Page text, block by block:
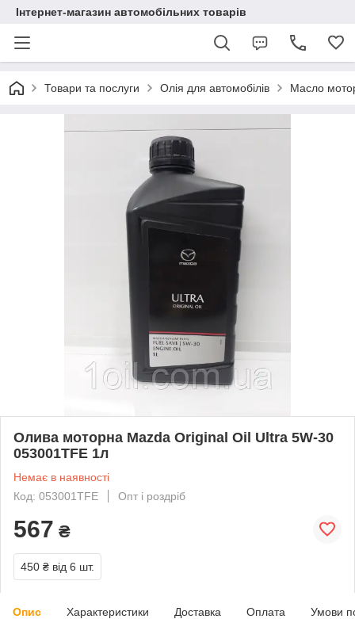
Інтернет-магазин автомобільних товарів
Товари та послуги Олія для автомобілів Масло
Олива моторна Mazda Original Oil Ultra 5W-30
053001TFE 1л
Немає в наявності
Код: 053001TFE
Опт і роздріб
567 ₴
450 ₴ від 6 шт.
Опис Характеристики Доставка Оплата Умови